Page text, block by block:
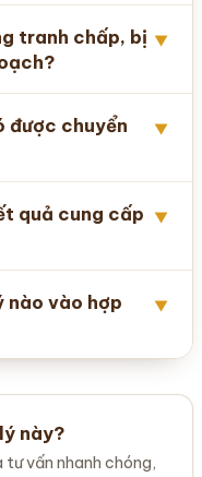
tranh chấp, bị ▼
được chuyển
▼
quả cung cấp
▼
nào vào hợp
▼
này?
vấn nhanh chóng,